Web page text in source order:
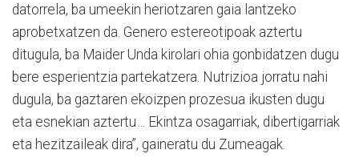
datorrela, ba umeekin heriotzaren gaia lantzeko
aprobetxatzen da. Genero estereotipoak aztertu
ditugula, ba Maider Unda kirolari ohia gonbidatzen dugu
bere esperientzia partekatzera. Nutrizioa jorratu nahi
dugula, ba gaztaren ekoizpen prozesua ikusten dugu
eta esnekian aztertu… Ekintza osagarriak, dibertigarriak
eta hezitzaileak dira”, gaineratu du Zumeagak.